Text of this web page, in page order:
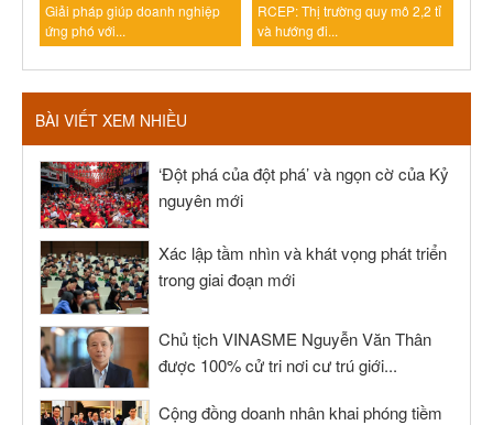
Giải pháp giúp doanh nghiệp
ứng phó với...
RCEP: Thị trường quy mô 2,2 tỉ
và hướng đi...
BÀI VIẾT XEM NHIỀU
‘Đột phá của đột phá’ và ngọn cờ của Kỷ
nguyên mới
Xác lập tầm nhìn và khát vọng phát triển
trong giai đoạn mới
Chủ tịch VINASME Nguyễn Văn Thân
được 100% cử tri nơi cư trú giới...
Cộng đồng doanh nhân khai phóng tiềm